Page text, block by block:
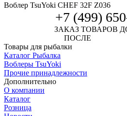
Воблер TsuYoki CHEF 32F Z036
+7 (499)
ЗАКАЗ ТОВАРОВ
ПОСЛЕ
Товары для рыбалки
Каталог Рыбалка
Воблеры TsuYoki
Прочие принадлежности
Дополнительно
О компании
Каталог
Розница